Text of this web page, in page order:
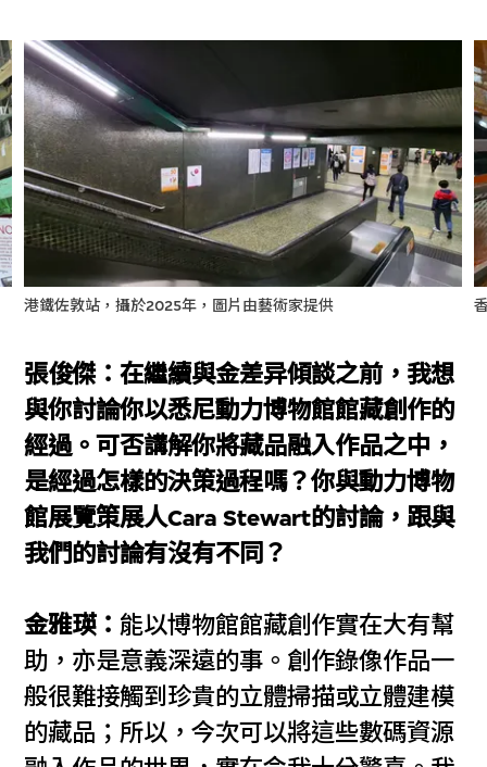
港鐵佐敦站，攝於2025年，圖片由藝術家提供
張俊傑：在繼續與金差异傾談之前，我想
與你討論你以悉尼動力博物館館藏創作的
經過。可否講解你將藏品融入作品之中，
是經過怎樣的決策過程嗎？你與動力博物
館展覽策展人Cara Stewart的討論，跟與
我們的討論有沒有不同？
金雅瑛：能以博物館館藏創作實在大有幫
助，亦是意義深遠的事。創作錄像作品一
般很難接觸到珍貴的立體掃描或立體建模
的藏品；所以，今次可以將這些數碼資源